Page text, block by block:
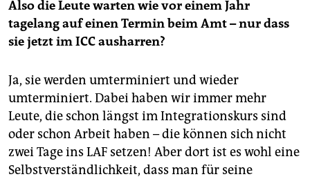
Also die Leute warten wie vor einem Jahr
tagelang auf einen Termin beim Amt – nur dass
sie jetzt im ICC ausharren?
Ja, sie werden umterminiert und wieder
umterminiert. Dabei haben wir immer mehr
Leute, die schon längst im Integrationskurs sind
oder schon Arbeit haben – die können sich nicht
zwei Tage ins LAF setzen! Aber dort ist es wohl eine
Selbstverständlichkeit, dass man für seine